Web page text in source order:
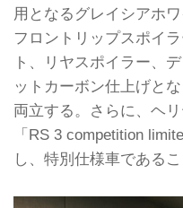
用となるグレイシアホ
フロントリップスポイ
ト、リヤスポイラー、
ットカーボン仕上げと
両立する。さらに、ヘ
「RS 3 competition
し、特別仕様車である